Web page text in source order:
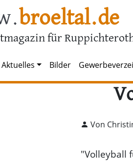
broeltal.de
für
Aktuelles Bilder
Von
"Volleyball